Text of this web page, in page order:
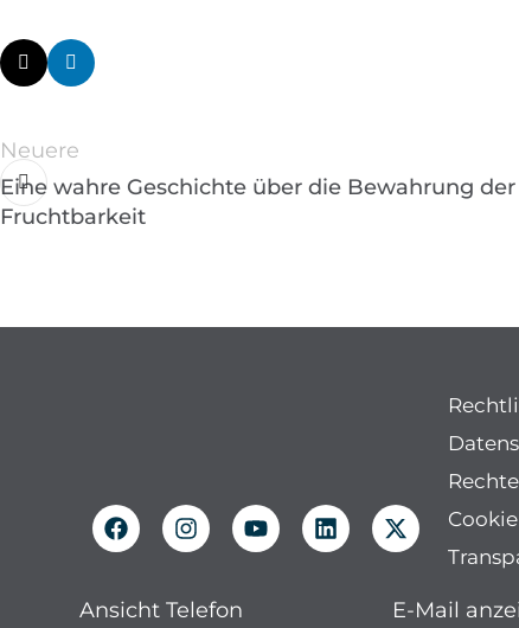
Neuere
Eine wahre Geschichte über die Bewahrung der
Fruchtbarkeit
Ansicht Telefon E-Mail